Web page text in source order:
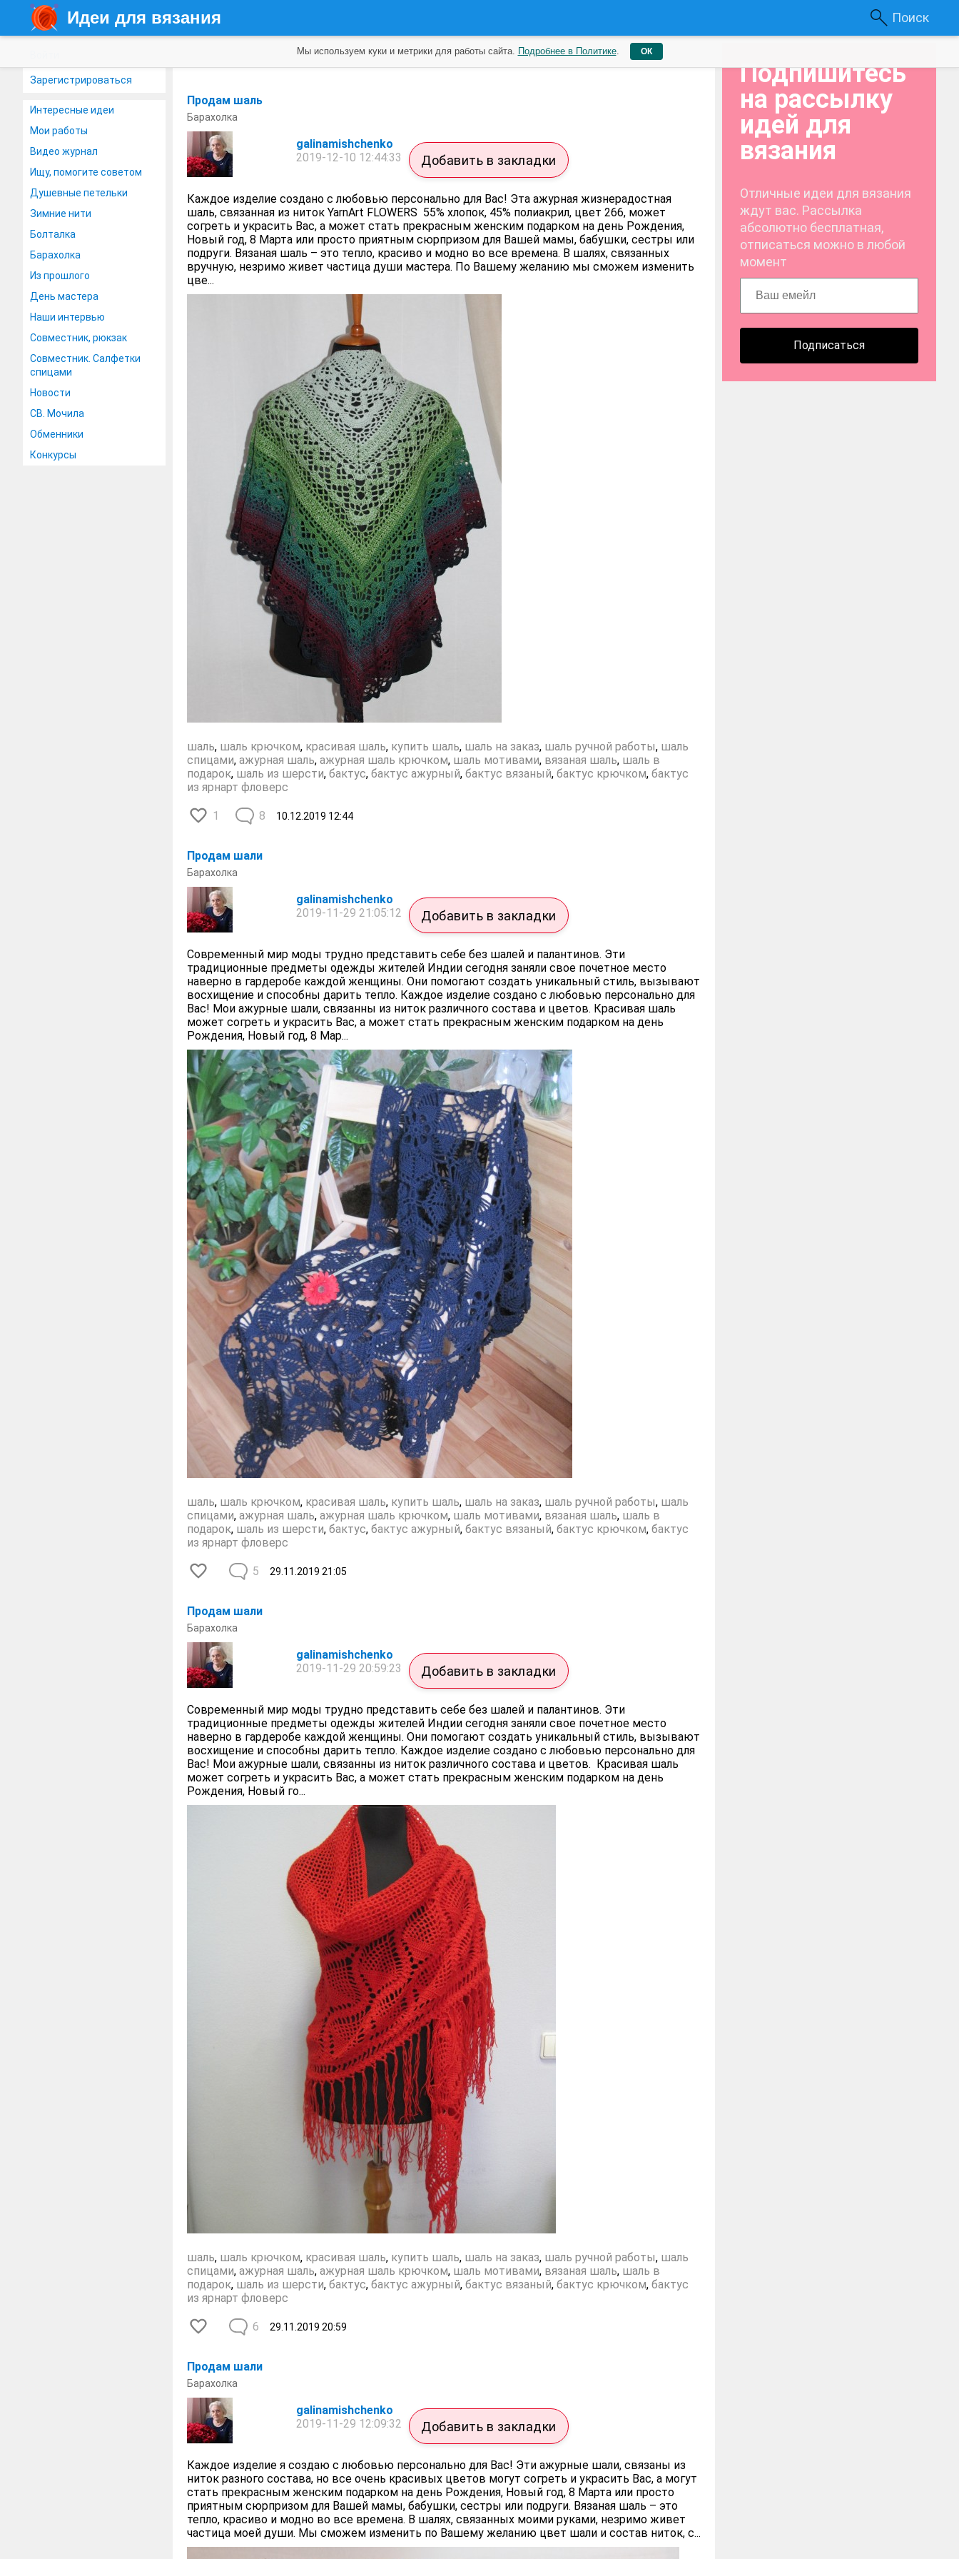
Идеи для вязания Поиск
Зарегистрироваться
Интересные идеи
Мои работы
Видео журнал
Ищу, помогите советом
Душевные петельки
Зимние нити
Болталка
Барахолка
Из прошлого
День мастера
Наши интервью
Совместник, рюкзак
Совместник. Салфетки
спицами
Новости
СВ. Мочила
Обменники
Конкурсы
Продам шаль
Барахолка
galinamishchenko
2019-12-10 12:44:33
Добавить в закладки
Каждое изделие создано с любовью персонально для Вас! Эта ажурная жизнерадостная
шаль, связанная из ниток YarnArt FLOWERS 55% хлопок, 45% полиакрил, цвет 266, может
согреть и украсить Вас, а может стать прекрасным женским подарком на день Рождения,
Новый год, 8 Марта или просто приятным сюрпризом для Вашей мамы, бабушки, сестры или
подруги. Вязаная шаль – это тепло, красиво и модно во все времена. В шалях, связанных
вручную, незримо живет частица души мастера. По Вашему желанию мы сможем изменить
цве...
шаль, шаль крючком, красивая шаль, купить шаль, шаль на заказ, шаль ручной работы, шаль
спицами, ажурная шаль, ажурная шаль крючком, шаль мотивами, вязаная шаль, шаль в
подарок, шаль из шерсти, бактус, бактус ажурный, бактус вязаный, бактус крючком, бактус
из ярнарт фловерс
1 10.12.2019 12:44
8
Продам шали
Барахолка
galinamishchenko
2019-11-29 21:05:12
Добавить в закладки
Современный мир моды трудно представить себе без шалей и палантинов. Эти
традиционные предметы одежды жителей Индии сегодня заняли свое почетное место
наверно в гардеробе каждой женщины. Они помогают создать уникальный стиль, вызывают
восхищение и способны дарить тепло. Каждое изделие создано с любовью персонально для
Вас! Мои ажурные шали, связанны из ниток различного состава и цветов. Красивая шаль
может согреть и украсить Вас, а может стать прекрасным женским подарком на день
Рождения, Новый год, 8 Мар...
шаль, шаль крючком, красивая шаль, купить шаль, шаль на заказ, шаль ручной работы, шаль
спицами, ажурная шаль, ажурная шаль крючком, шаль мотивами, вязаная шаль, шаль в
подарок, шаль из шерсти, бактус, бактус ажурный, бактус вязаный, бактус крючком, бактус
из ярнарт фловерс
29.11.2019 21:05
5
Продам шали
Барахолка
galinamishchenko
2019-11-29 20:59:23
Добавить в закладки
Современный мир моды трудно представить себе без шалей и палантинов. Эти
традиционные предметы одежды жителей Индии сегодня заняли свое почетное место
наверно в гардеробе каждой женщины. Они помогают создать уникальный стиль, вызывают
восхищение и способны дарить тепло. Каждое изделие создано с любовью персонально для
Вас! Мои ажурные шали, связанны из ниток различного состава и цветов. Красивая шаль
может согреть и украсить Вас, а может стать прекрасным женским подарком на день
Рождения, Новый го...
шаль, шаль крючком, красивая шаль, купить шаль, шаль на заказ, шаль ручной работы, шаль
спицами, ажурная шаль, ажурная шаль крючком, шаль мотивами, вязаная шаль, шаль в
подарок, шаль из шерсти, бактус, бактус ажурный, бактус вязаный, бактус крючком, бактус
из ярнарт фловерс
29.11.2019 20:59
6
Продам шали
Барахолка
galinamishchenko
2019-11-29 12:09:32
Добавить в закладки
Каждое изделие я создаю с любовью персонально для Вас! Эти ажурные шали, связаны из
ниток разного состава, но все очень красивых цветов могут согреть и украсить Вас, а могут
стать прекрасным женским подарком на день Рождения, Новый год, 8 Марта или просто
приятным сюрпризом для Вашей мамы, бабушки, сестры или подруги. Вязаная шаль – это
тепло, красиво и модно во все времена. В шалях, связанных моими руками, незримо живет
частица моей души. Мы сможем изменить по Вашему желанию цвет шали и состав ниток, с...
Подпишитесь
на рассылку
идей для
вязания
Отличные идеи для вязания
ждут вас. Рассылка
абсолютно бесплатная,
отписаться можно в любой
момент
Подписаться
Мы используем куки и метрики для работы сайта. Подробнее в Политике. ОК